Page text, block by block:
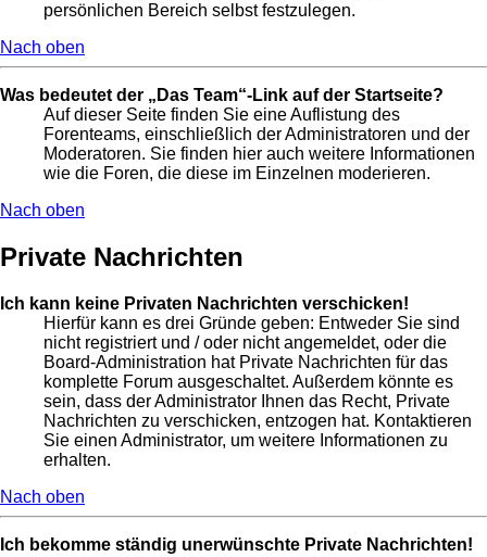
persönlichen Bereich selbst festzulegen.
Nach oben
Was bedeutet der „Das Team“-Link auf der Startseite?
Auf dieser Seite finden Sie eine Auflistung des
Forenteams, einschließlich der Administratoren und der
Moderatoren. Sie finden hier auch weitere Informationen
wie die Foren, die diese im Einzelnen moderieren.
Nach oben
Private Nachrichten
Ich kann keine Privaten Nachrichten verschicken!
Hierfür kann es drei Gründe geben: Entweder Sie sind
nicht registriert und / oder nicht angemeldet, oder die
Board-Administration hat Private Nachrichten für das
komplette Forum ausgeschaltet. Außerdem könnte es
sein, dass der Administrator Ihnen das Recht, Private
Nachrichten zu verschicken, entzogen hat. Kontaktieren
Sie einen Administrator, um weitere Informationen zu
erhalten.
Nach oben
Ich bekomme ständig unerwünschte Private Nachrichten!